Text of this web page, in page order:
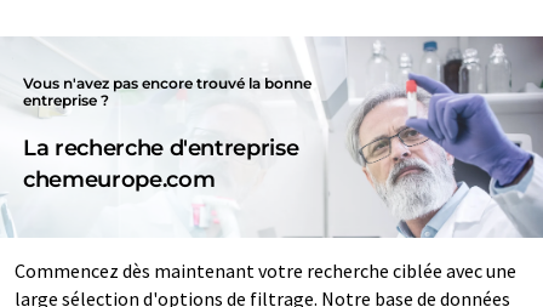
Vous n'avez pas encore trouvé la bonne
entreprise ?
La recherche d'entreprise
chemeurope.com
Commencez dès maintenant votre recherche ciblée avec une
large sélection d'options de filtrage. Notre base de données